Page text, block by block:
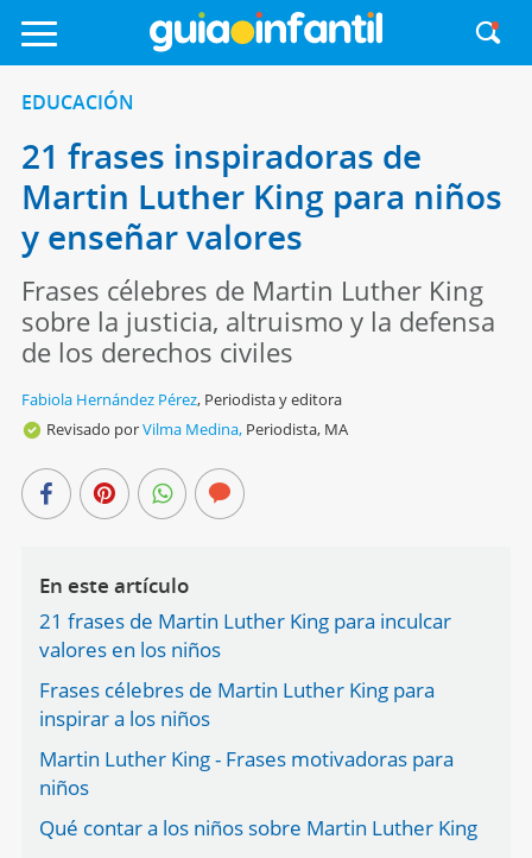
EDUCACIÓN
21 frases inspiradoras de
Martin Luther King para niños
y enseñar valores
Frases célebres de Martin Luther King
sobre la justicia, altruismo y la defensa
de los derechos civiles
Fabiola Hernández Pérez, Periodista y editora
Revisado porVilma Medina, Periodista, MA
En este artículo
21 frases de Martin Luther King para inculcar
valores en los niños
Frases célebres de Martin Luther King para
inspirar a los niños
Martin Luther King - Frases motivadoras para
niños
Qué contar a los niños sobre Martin Luther King